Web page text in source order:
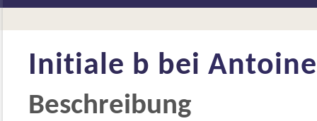
Initiale b bei
Beschreibung